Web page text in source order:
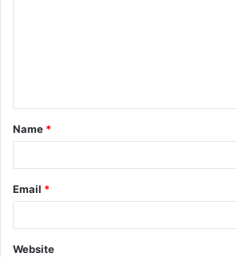
t
*
Name *
Email *
Website